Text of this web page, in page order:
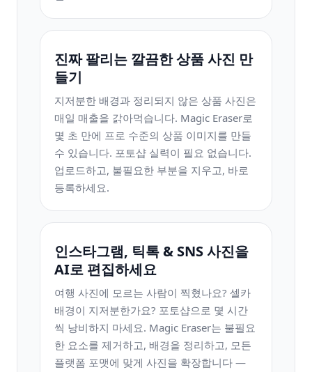
진짜 팔리는 깔끔한 상품 사진 만
들기
지저분한 배경과 정리되지 않은 상품 사진은
매일 매출을 갉아먹습니다. Magic Eraser로
몇 초 만에 프로 수준의 상품 이미지를 만들
수 있습니다. 포토샵 실력이 필요 없습니다.
업로드하고, 불필요한 부분을 지우고, 바로
등록하세요.
인스타그램, 틱톡 & SNS 사진을
AI로 편집하세요
여행 사진에 모르는 사람이 찍혔나요? 셀카
배경이 지저분한가요? 포토샵으로 몇 시간
씩 낭비하지 마세요. Magic Eraser는 불필요
한 요소를 제거하고, 배경을 정리하고, 모든
플랫폼 포맷에 맞게 사진을 확장합니다 —